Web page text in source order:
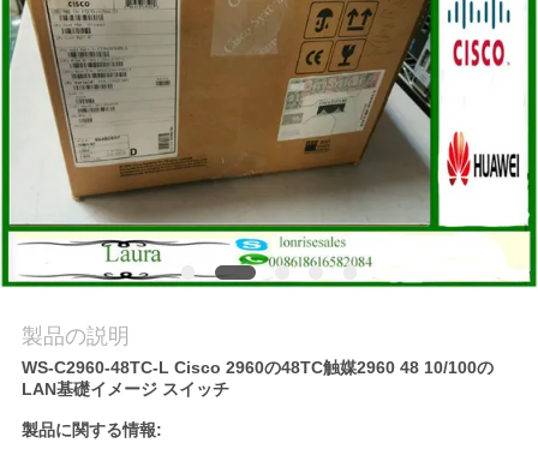
ア
ー
管
理
連
絡
製品の説明
WS-C2960-48TC-L Cisco 2960の48TC触媒2960 48 10/100の
LAN基礎イメージ スイッチ
製品に関する情報: